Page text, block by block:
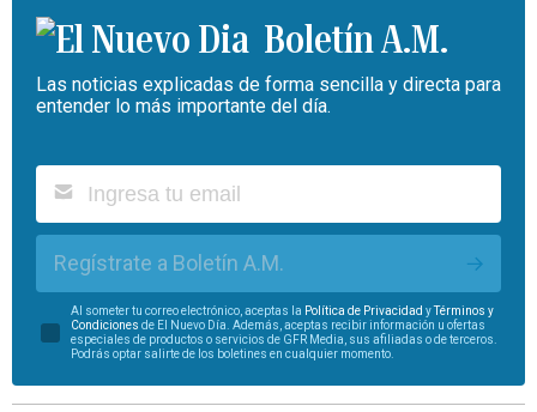
Boletín A.M.
Las noticias explicadas de forma sencilla y directa para
entender lo más importante del día.
Regístrate a Boletín A.M.
Al someter tu correo electrónico, aceptas la Política de Privacidad yTérminos y
Condiciones de El Nuevo Día. Además, aceptas recibir información u ofertas
especiales de productos o servicios de GFR Media, sus afiliadas o de terceros.
Podrás optar salirte de los boletines en cualquier momento.